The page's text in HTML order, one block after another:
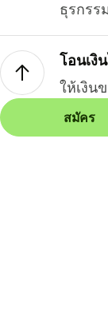
ธุรกรร
โอนเงิ
ให้เงิน
สมัคร